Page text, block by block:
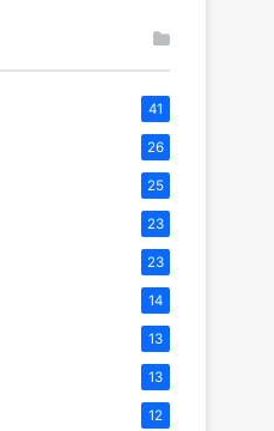
41
26
25
23
23
14
13
13
12